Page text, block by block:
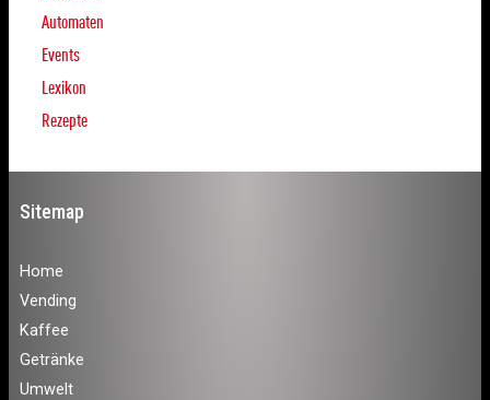
Automaten
Events
Lexikon
Rezepte
Sitemap
Home
Vending
Kaffee
Getränke
Umwelt